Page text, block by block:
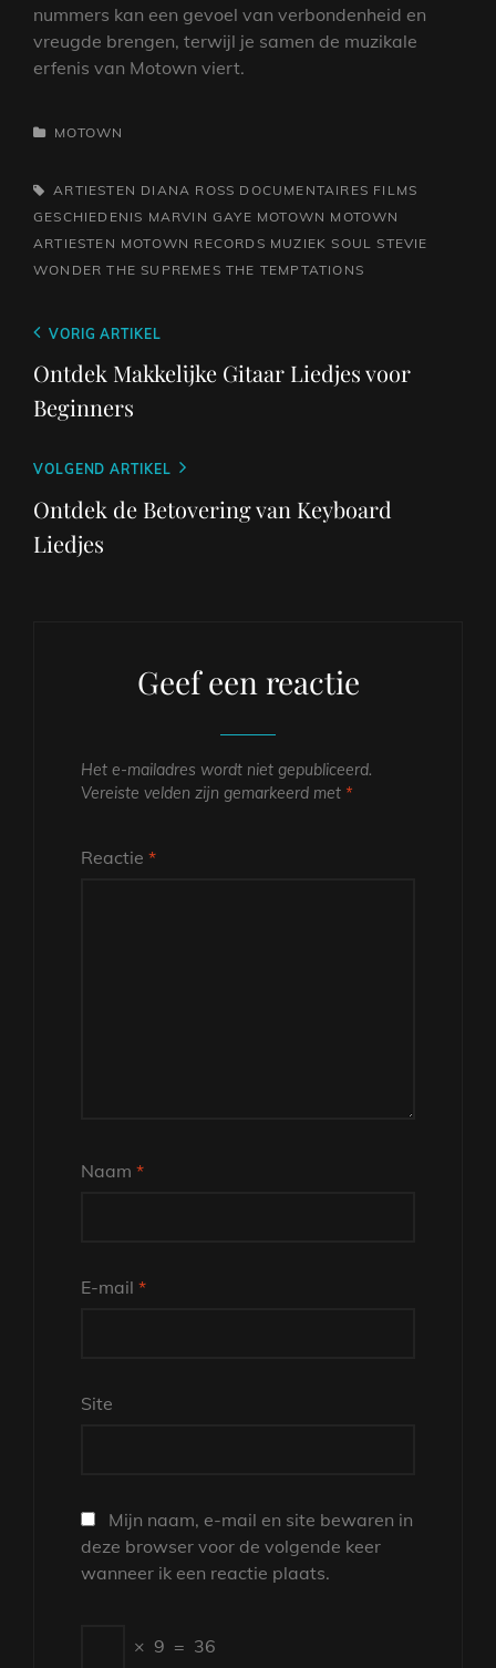
nummers kan een gevoel van verbondenheid en
vreugde brengen, terwijl je samen de muzikale
erfenis van Motown viert.
CATEGORIEËN
MOTOWN
TAGS,ARTIESTEN DIANA ROSS DOCUMENTAIRES FILMS
GESCHIEDENIS MARVIN GAYE MOTOWN MOTOWN
ARTIESTEN MOTOWN RECORDS MUZIEK SOUL
STEVIE
WONDER THE SUPREMES THE TEMPTATIONS
Berichtnavigatie
Vorig
bericht
VORIG ARTIKEL
Ontdek Makkelijke Gitaar Liedjes voor
Beginners
Volgend
bericht
VOLGEND ARTIKEL
Ontdek de Betovering van Keyboard
Liedjes
Geef een reactie
Het e-mailadres wordt niet gepubliceerd.
Vereiste velden zijn gemarkeerd met *
Reactie *
Naam *
E-mail *
Site
Mijn naam, e-mail en site bewaren in
deze browser voor de volgende keer
wanneer ik een reactie plaats.
× 9 = 36